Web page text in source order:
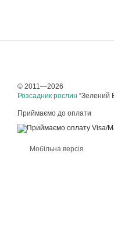
© 2011—2026
Розсадник рослин “Зелений
Приймаємо до оплати
Мобільна версія